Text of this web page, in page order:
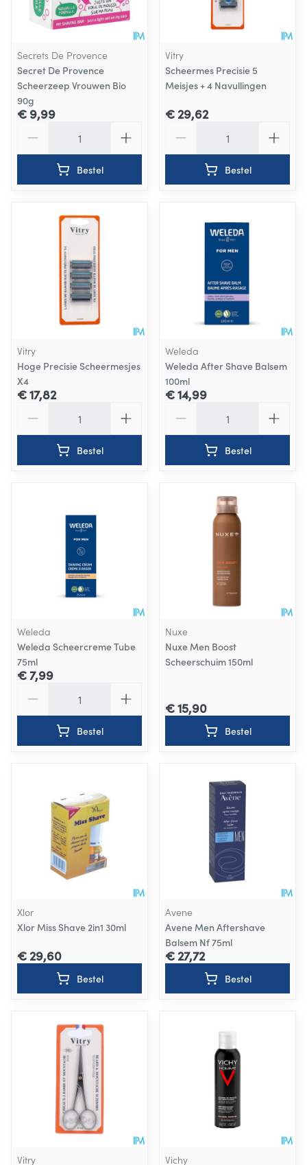
Secrets De Provence
Secret De Provence
Scheerzeep Vrouwen Bio
90g
€ 9,99
Bestel
Vitry
Scheermes Precisie 5
Meisjes + 4 Navullingen
€ 29,62
Bestel
Vitry
Hoge Precisie Scheermesjes
X4
€ 17,82
Bestel
Weleda
Weleda After Shave Balsem
100ml
€ 14,99
Bestel
Weleda
Weleda Scheercreme Tube
75ml
€ 7,99
Bestel
Nuxe
Nuxe Men Boost
Scheerschuim 150ml
€ 15,90
Bestel
Xlor
Xlor Miss Shave 2in1 30ml
€ 29,60
Bestel
Avene
Avene Men Aftershave
Balsem Nf 75ml
€ 27,72
Bestel
Vitry
Vichy